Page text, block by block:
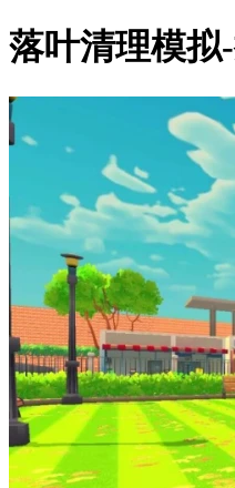
落叶清理模拟